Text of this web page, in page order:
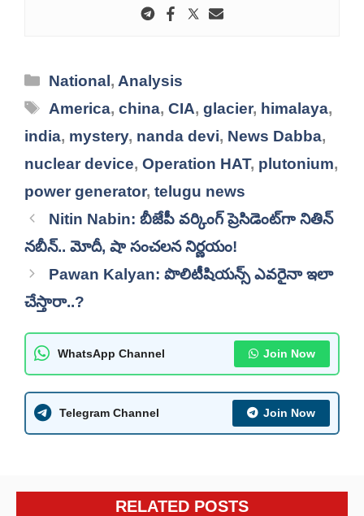
Categories
National , Analysis
Tags
America,china,CIA,glacier, himalaya,
india, mystery, nanda devi, News Dabba,
nuclear device, Operation HAT, plutonium,
power generator, telugu news
Nitin Nabin: బీజేపీ వర్కింగ్ ప్రెసిడెంట్‌గా నితిన్
నబీన్.. మోదీ, షా సంచలన నిర్ణయం!
Pawan Kalyan: పొలిటీషియన్స్ ఎవరైనా ఇలా
చేస్తారా..?
WhatsApp Channel Join Now
Telegram Channel Join Now
RELATED POSTS